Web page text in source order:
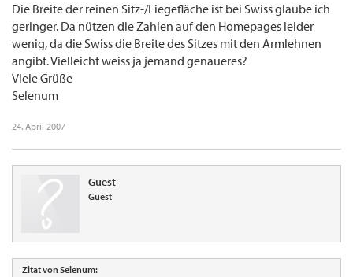
Die Breite der reinen Sitz-/Liegefläche ist bei Swiss glaube ich
geringer. Da nützen die Zahlen auf den Homepages leider
wenig, da die Swiss die Breite des Sitzes mit den Armlehnen
angibt. Vielleicht weiss ja jemand genaueres?
Viele Grüße
Selenum
24. April 2007
Guest
Guest
Zitat von Selenum: